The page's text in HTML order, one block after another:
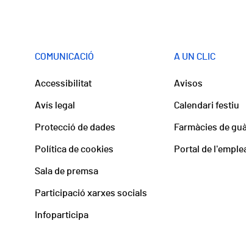
COMUNICACIÓ
Accessibilitat
Avís legal
Protecció de dades
Política de cookies
Sala de premsa
Participació xarxes socials
Infoparticipa
A UN CLIC
Avisos
Calendari festiu
Farmàcies de
Portal de